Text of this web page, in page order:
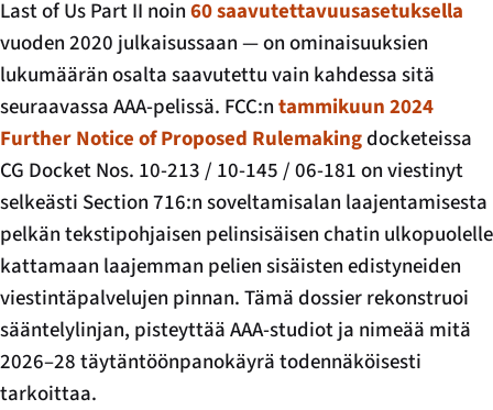
Last of Us Part II noin60 saavutettavuusasetuksella
vuoden 2020 julkaisussaan — on ominaisuuksien
lukumäärän osalta saavutettu vain kahdessa sitä
seuraavassa AAA-pelissä. FCC:ntammikuun 2024
Further Notice of Proposed Rulemakingdocketeissa
CG Docket Nos. 10-213 / 10-145 / 06-181 on viestinyt
selkeästi Section 716:n soveltamisalan laajentamisesta
pelkän tekstipohjaisen pelinsisäisen chatin ulkopuolelle
kattamaan laajemman pelien sisäisten edistyneiden
viestintäpalvelujen pinnan. Tämä dossier rekonstruoi
sääntelylinjan, pisteyttää AAA-studiot ja nimeää mitä
2026–28 täytäntöönpanokäyrä todennäköisesti
tarkoittaa.